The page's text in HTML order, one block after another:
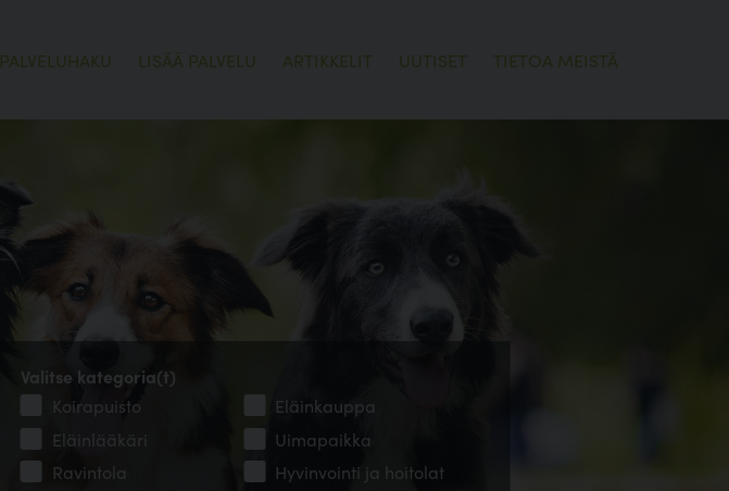
PALVELUHAKU LISÄÄ PALVELU ARTIKKELIT UUTISET TIETOA MEISTÄ
Valitse kategoria(t)
Koirapuisto
Eläinkauppa
Eläinlääkäri
Uimapaikka
Ravintola
Hyvinvointi ja hoitolat